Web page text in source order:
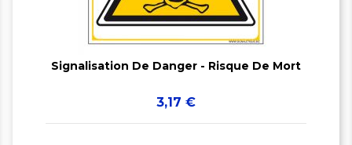

Signalisation De Danger - Risque De Mort
Prix
3,17 €